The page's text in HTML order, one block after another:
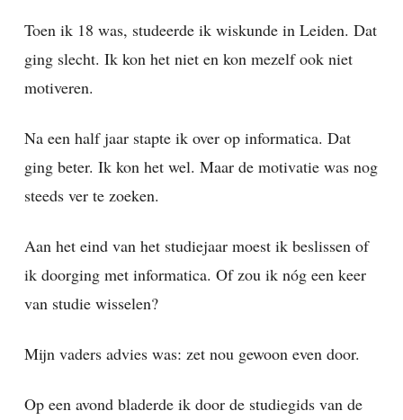
Toen ik 18 was, studeerde ik wiskunde in Leiden. Dat
ging slecht. Ik kon het niet en kon mezelf ook niet
motiveren.
Na een half jaar stapte ik over op informatica. Dat
ging beter. Ik kon het wel. Maar de motivatie was nog
steeds ver te zoeken.
Aan het eind van het studiejaar moest ik beslissen of
ik doorging met informatica. Of zou ik nóg een keer
van studie wisselen?
Mijn vaders advies was: zet nou gewoon even door.
Op een avond bladerde ik door de studiegids van de